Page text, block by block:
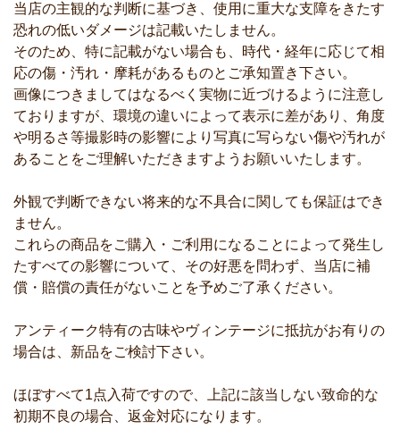
当店の主観的な判断に基づき、使用に重大な支障をきたす
恐れの低いダメージは記載いたしません。
そのため、特に記載がない場合も、時代・経年に応じて相
応の傷・汚れ・摩耗があるものとご承知置き下さい。
画像につきましてはなるべく実物に近づけるように注意し
ておりますが、環境の違いによって表示に差があり、角度
や明るさ等撮影時の影響により写真に写らない傷や汚れが
あることをご理解いただきますようお願いいたします。
外観で判断できない将来的な不具合に関しても保証はでき
ません。
これらの商品をご購入・ご利用になることによって発生し
たすべての影響について、その好悪を問わず、当店に補
償・賠償の責任がないことを予めご了承ください。
アンティーク特有の古味やヴィンテージに抵抗がお有りの
場合は、新品をご検討下さい。
ほぼすべて1点入荷ですので、上記に該当しない致命的な
初期不良の場合、返金対応になります。